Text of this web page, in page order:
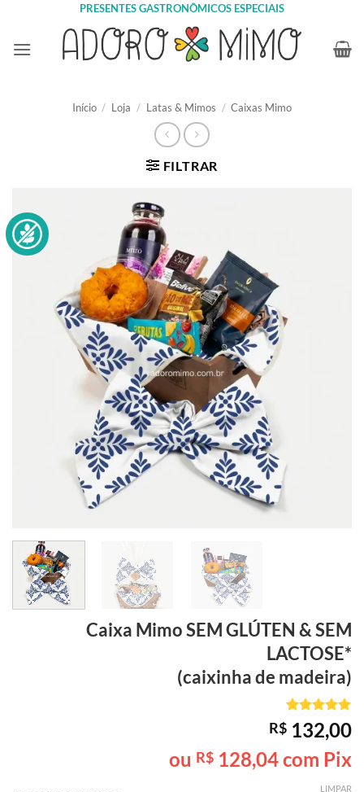
content
PRESENTES GASTRONÔMICOS ESPECIAIS
Início / Loja / Latas & Mimos / Caixas Mimo
FILTRAR
Caixa Mimo SEM GLÚTEN & SEM
LACTOSE*
(caixinha de madeira)
Avaliado
como5de
5, com
baseado em
1
de cliente
R$ 132,00
ou R$ 128,04com Pix
LIMPAR